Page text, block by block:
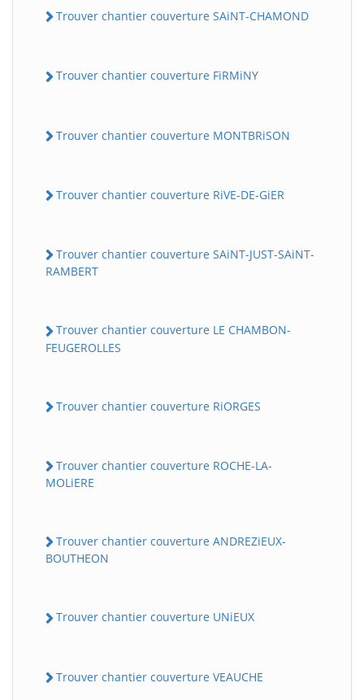
Trouver chantier couverture SAiNT-CHAMOND
Trouver chantier couverture FiRMiNY
Trouver chantier couverture MONTBRiSON
Trouver chantier couverture RiVE-DE-GiER
Trouver chantier couverture SAiNT-JUST-SAiNT-
RAMBERT
Trouver chantier couverture LE CHAMBON-
FEUGEROLLES
Trouver chantier couverture RiORGES
Trouver chantier couverture ROCHE-LA-
MOLiERE
Trouver chantier couverture ANDREZiEUX-
BOUTHEON
Trouver chantier couverture UNiEUX
Trouver chantier couverture VEAUCHE